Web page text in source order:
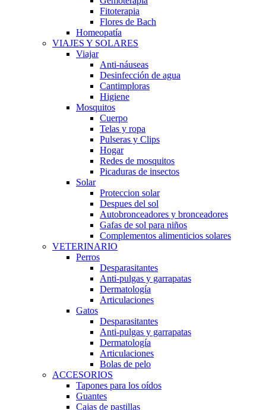
Fitoterapia
Flores de Bach
Homeopatía
VIAJES Y SOLARES
Viajar
Anti-náuseas
Desinfección de agua
Cantimploras
Higiene
Mosquitos
Cuerpo
Telas y ropa
Pulseras y Clips
Hogar
Redes de mosquitos
Picaduras de insectos
Solar
Proteccion solar
Despues del sol
Autobronceadores y bronceadores
Gafas de sol para niños
Complementos alimenticios solares
VETERINARIO
Perros
Desparasitantes
Anti-pulgas y garrapatas
Dermatología
Articulaciones
Gatos
Desparasitantes
Anti-pulgas y garrapatas
Dermatología
Articulaciones
Bolas de pelo
ACCESORIOS
Tapones para los oídos
Guantes
Cajas de pastillas